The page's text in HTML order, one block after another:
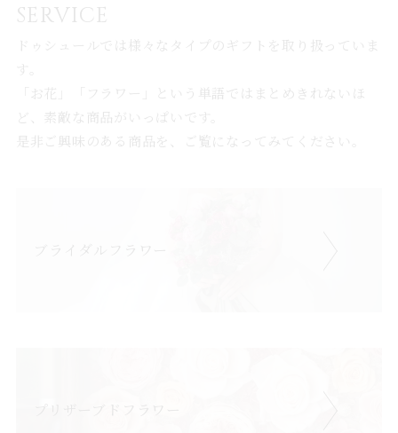
SERVICE
ドゥシュールでは様々なタイプのギフトを取り扱っていま
す。
「お花」「フラワー」という単語ではまとめきれないほ
ど、素敵な商品がいっぱいです。
是非ご興味のある商品を、ご覧になってみてください。
ブライダルフラワー
プリザーブドフラワー